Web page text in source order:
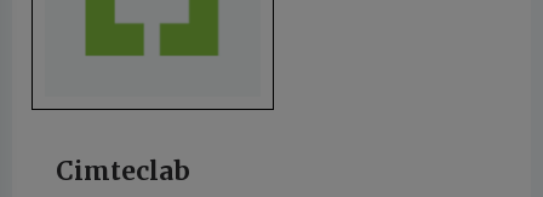
Cimteclab